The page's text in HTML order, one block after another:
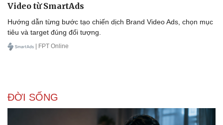
Video từ SmartAds
Hướng dẫn từng bước tạo chiến dịch Brand Video Ads, chọn mục
tiêu và target đúng đối tượng.
| FPT Online
ĐỜI SỐNG